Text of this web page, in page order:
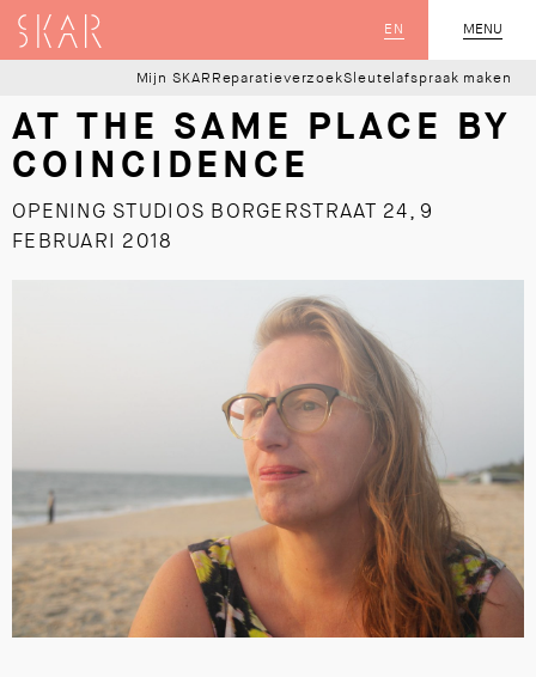
MENU
SLUIT
EN
SKAR
Mijn SKAR ReparatieverzoekSleutelafspraak maken
AT THE SAME PLACE BY
COINCIDENCE
OPENING STUDIOS BORGERSTRAAT 24, 9
FEBRUARI 2018